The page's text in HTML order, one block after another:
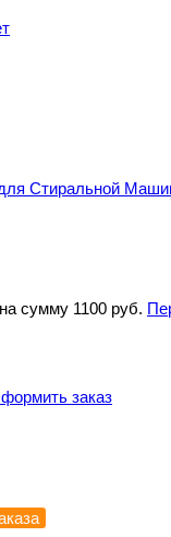
Стиральной
на сумму 1100 руб.
заказ